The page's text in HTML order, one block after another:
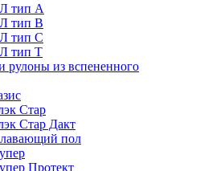
тип А
тип B
тип C
тип T
рулоны из вспененного
Стар
Стар Дакт
пол
Протект